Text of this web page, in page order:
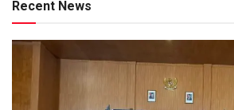
Recent News